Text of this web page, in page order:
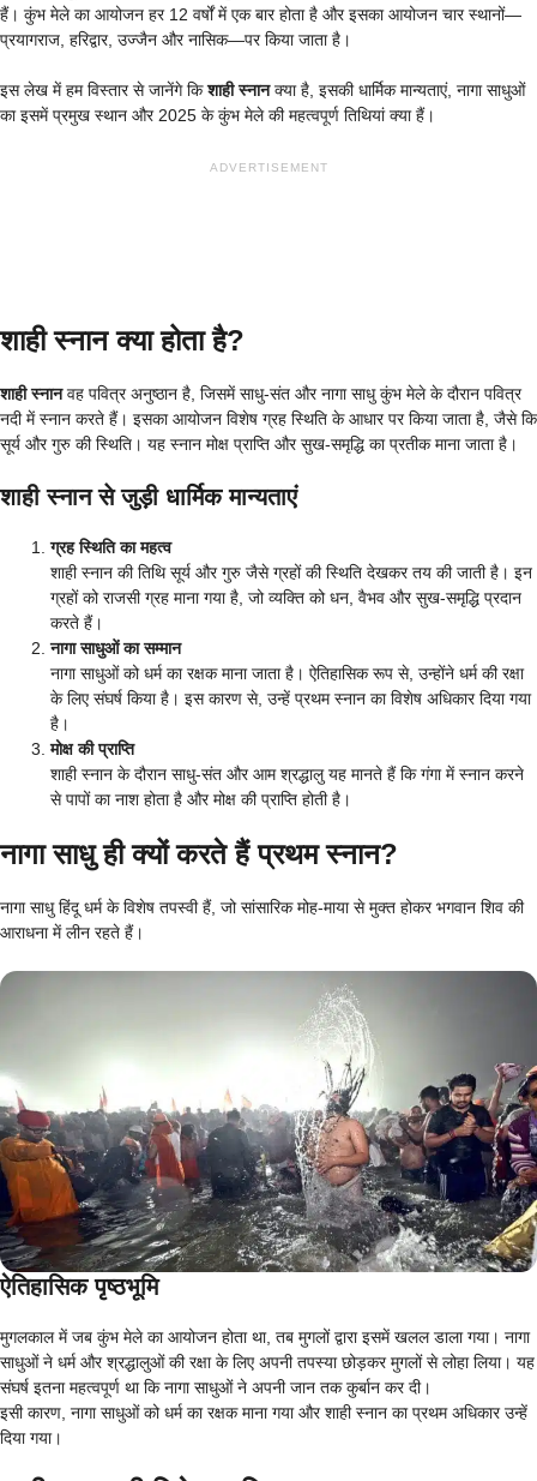
हैं। कुंभ मेले का आयोजन हर 12 वर्षों में एक बार होता है और इसका आयोजन चार स्थानों—
प्रयागराज, हरिद्वार, उज्जैन और नासिक—पर किया जाता है।
इस लेख में हम विस्तार से जानेंगे किशाही स्नानक्या है, इसकी धार्मिक मान्यताएं, नागा साधुओं
का इसमें प्रमुख स्थान और 2025 के कुंभ मेले की महत्वपूर्ण तिथियां क्या हैं।
ADVERTISEMENT
शाही स्नान क्या होता है?
शाही स्नानवह पवित्र अनुष्ठान है, जिसमें साधु-संत और नागा साधु कुंभ मेले के दौरान पवित्र
नदी में स्नान करते हैं। इसका आयोजन विशेष ग्रह स्थिति के आधार पर किया जाता है, जैसे कि
सूर्य और गुरु की स्थिति। यह स्नान मोक्ष प्राप्ति और सुख-समृद्धि का प्रतीक माना जाता है।
शाही स्नान से जुड़ी धार्मिक मान्यताएं
ग्रह स्थिति का महत्व
शाही स्नान की तिथि सूर्य और गुरु जैसे ग्रहों की स्थिति देखकर तय की जाती है। इन
ग्रहों को राजसी ग्रह माना गया है, जो व्यक्ति को धन, वैभव और सुख-समृद्धि प्रदान
करते हैं।
नागा साधुओं का सम्मान
नागा साधुओं को धर्म का रक्षक माना जाता है। ऐतिहासिक रूप से, उन्होंने धर्म की रक्षा
के लिए संघर्ष किया है। इस कारण से, उन्हें प्रथम स्नान का विशेष अधिकार दिया गया
है।
मोक्ष की प्राप्ति
शाही स्नान के दौरान साधु-संत और आम श्रद्धालु यह मानते हैं कि गंगा में स्नान करने
से पापों का नाश होता है और मोक्ष की प्राप्ति होती है।
नागा साधु ही क्यों करते हैं प्रथम स्नान?
नागा साधु हिंदू धर्म के विशेष तपस्वी हैं, जो सांसारिक मोह-माया से मुक्त होकर भगवान शिव की
आराधना में लीन रहते हैं।
ऐतिहासिक पृष्ठभूमि
मुगलकाल में जब कुंभ मेले का आयोजन होता था, तब मुगलों द्वारा इसमें खलल डाला गया। नागा
साधुओं ने धर्म और श्रद्धालुओं की रक्षा के लिए अपनी तपस्या छोड़कर मुगलों से लोहा लिया। यह
संघर्ष इतना महत्वपूर्ण था कि नागा साधुओं ने अपनी जान तक कुर्बान कर दी।
इसी कारण, नागा साधुओं को धर्म का रक्षक माना गया और शाही स्नान का प्रथम अधिकार उन्हें
दिया गया।